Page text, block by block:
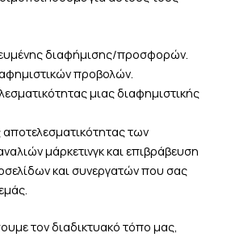
διαφήμισης/προσφορών.
προβολών.
μιας διαφημιστικής
των
μάρκετινγκ και επιβράβευση
και συνεργατών που σας
τον διαδικτυακό τόπο μας,